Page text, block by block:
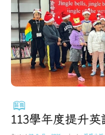
113學年度提升